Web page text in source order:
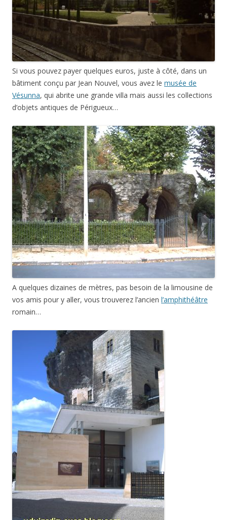
Si vous pouvez payer quelques euros, juste à côté, dans un
bâtiment conçu par Jean Nouvel, vous avez le musée de
Vésunna, qui abrite une grande villa mais aussi les collections
d’objets antiques de Périgueux…
A quelques dizaines de mètres, pas besoin de la limousine de
vos amis pour y aller, vous trouverez l’ancien l’amphithéâtre
romain…